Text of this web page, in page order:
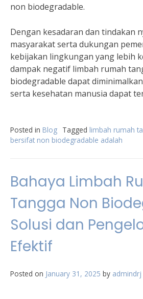
non biodegradable.
Dengan kesadaran dan tindakan
masyarakat serta dukungan
kebijakan lingkungan yang lebih
dampak negatif limbah rumah
biodegradable dapat
serta kesehatan manusia dapat
Posted in Blog Tagged limbah rumah
bersifat non biodegradable adalah
Bahaya Limbah
Tangga Non
Solusi dan
Efektif
Posted on January 31, 2025 by admindrj